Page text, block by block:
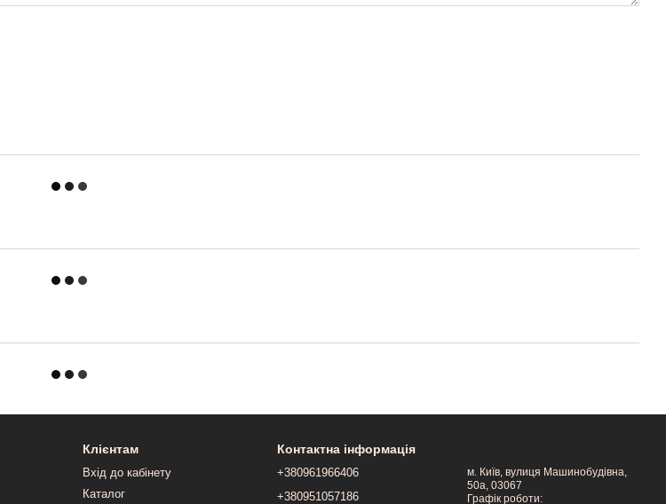
Клієнтам
Вхід до кабінету
Каталог
Контактна інформація
+380961966406
+380951057186
м. Київ, вулиця Машинобудівна,
50a, 03067
Графік роботи: